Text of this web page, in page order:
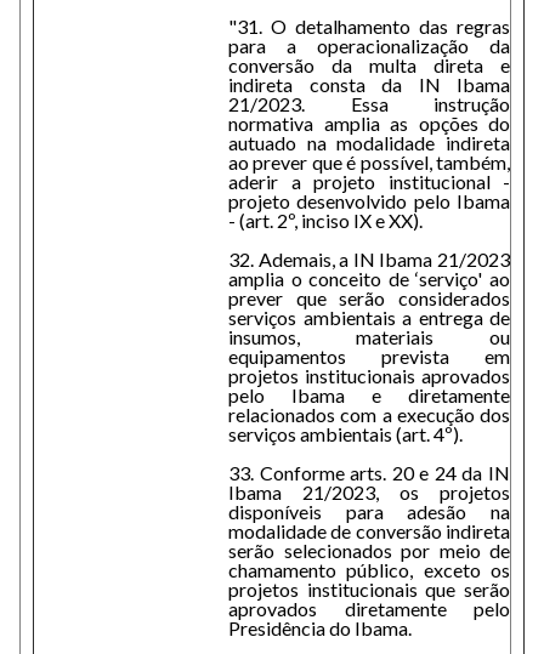
"31. O detalhamento das regras
para a operacionalização da
conversão da multa direta e
indireta consta da IN Ibama
21/2023. Essa instrução
normativa amplia as opções do
autuado na modalidade indireta
ao prever que é possível, também,
aderir a projeto institucional -
projeto desenvolvido pelo Ibama
- (art. 2º, inciso IX e XX).
32. Ademais, a IN Ibama 21/2023
amplia o conceito de ‘serviço' ao
prever que serão considerados
serviços ambientais a entrega de
insumos, materiais ou
equipamentos prevista em
projetos institucionais aprovados
pelo Ibama e diretamente
relacionados com a execução dos
serviços ambientais (art. 4º).
33. Conforme arts. 20 e 24 da IN
Ibama 21/2023, os projetos
disponíveis para adesão na
modalidade de conversão indireta
serão selecionados por meio de
chamamento público, exceto os
projetos institucionais que serão
aprovados diretamente pelo
Presidência do Ibama.